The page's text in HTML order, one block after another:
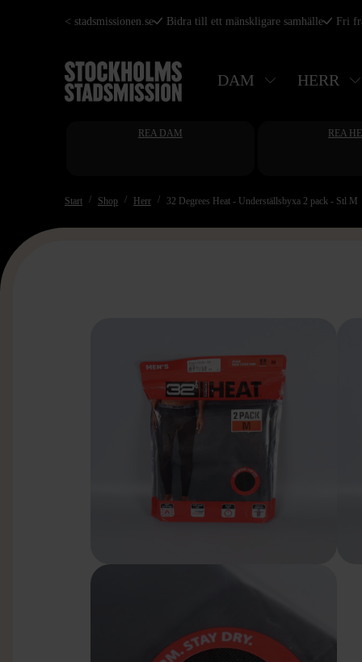
Hoppa
huvudinnehåll
< stadsmissionen.se Bidra till ett mänskligare samhälle Fri
DAM HERR
REA DAM REA
Start Shop Herr 32 Degrees Heat - Underställsbyxa 2 pack - Stl M